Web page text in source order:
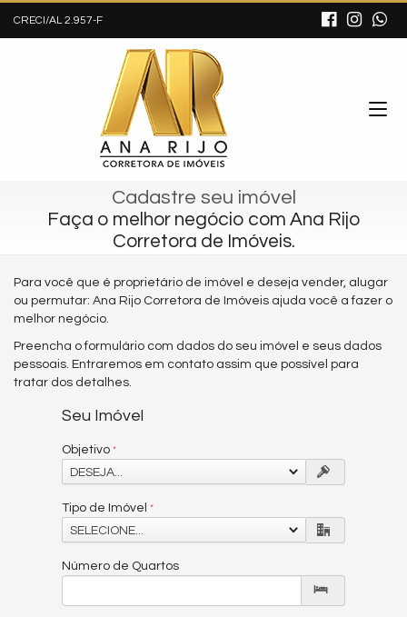
CRECI/AL 2.957-F
Cadastre seu imóvel
Faça o melhor negócio com Ana Rijo
Corretora de Imóveis.
Para você que é proprietário de imóvel e deseja vender, alugar
ou permutar: Ana Rijo Corretora de Imóveis ajuda você a fazer o
melhor negócio.
Preencha o formulário com dados do seu imóvel e seus dados
pessoais. Entraremos em contato assim que possível para
tratar dos detalhes.
Seu Imóvel
Objetivo
DESEJA...
Tipo de Imóvel
SELECIONE...
Número de Quartos